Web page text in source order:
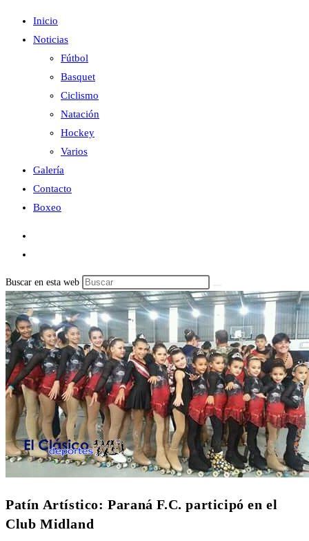
Inicio
Noticias
Fútbol
Basquet
Ciclismo
Natación
Hockey
Varios
Galería
Contacto
Boxeo
Buscar en esta web
Patín Artístico: Paraná F.C. participó en el
Club Midland